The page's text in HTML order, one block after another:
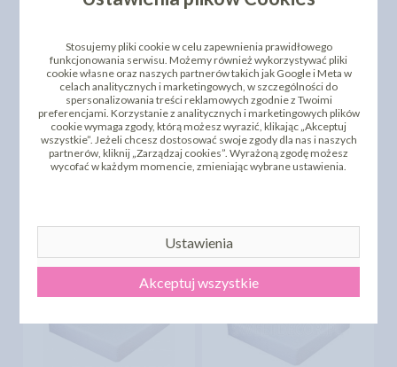
ATRAPA TORTU
KWADRATOWA 50CM
[WYS 12CM]
53,80 zł
ATRAPA TORTU
KWADRATOWA 50CM
[WYS 3CM]
Stosujemy pliki cookie w celu zapewnienia prawidłowego
funkcjonowania serwisu. Możemy również wykorzystywać pliki
cookie własne oraz naszych partnerów takich jak Google i Meta w
celach analitycznych i marketingowych, w szczególności do
spersonalizowania treści reklamowych zgodnie z Twoimi
preferencjami. Korzystanie z analitycznych i marketingowych plików
cookie wymaga zgody, którą możesz wyrazić, klikając „Akceptuj
wszystkie”. Jeżeli chcesz dostosować swoje zgody dla nas i naszych
partnerów, kliknij „Zarządzaj cookies”. Wyrażoną zgodę możesz
wycofać w każdym momencie, zmieniając wybrane ustawienia.
Ustawienia
Akceptuj wszystkie